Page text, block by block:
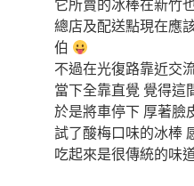
它所賣的冰棒在新竹
總店及配送點現在應
伯
不過在光復路靠近交
當下全靠直覺 覺得這
於是將車停下 厚著臉
試了酸梅口味的冰棒
吃起來是很傳統的味